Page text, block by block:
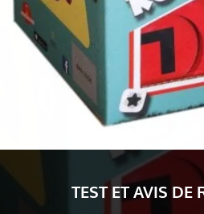
TEST ET AVIS DE